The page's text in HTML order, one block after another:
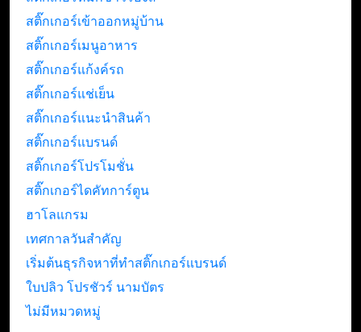
สติ๊กเกอร์เข้าออกหมู่บ้าน
สติ๊กเกอร์เมนูอาหาร
สติ๊กเกอร์แก้งค์รถ
สติ๊กเกอร์แช่เย็น
สติ๊กเกอร์แนะนำสินค้า
สติ๊กเกอร์แบรนด์
สติ๊กเกอร์โปรโมชั่น
สติ๊กเกอร์ไดคัทการ์ตูน
ฮาโลแกรม
เทศกาลวันสำคัญ
เริ่มต้นธุรกิจหาที่ทำสติ๊กเกอร์แบรนด์
ใบปลิว โปรชัวร์ นามบัตร
ไม่มีหมวดหมู่